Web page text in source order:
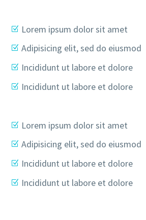
Lorem ipsum dolor sit amet
Adipisicing elit, sed do eiusmod
Incididunt ut labore et dolore
Incididunt ut labore et dolore
Lorem ipsum dolor sit amet
Adipisicing elit, sed do eiusmod
Incididunt ut labore et dolore
Incididunt ut labore et dolore